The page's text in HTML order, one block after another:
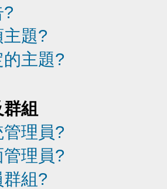
?
題?
主題?
組
理員?
理員?
組?